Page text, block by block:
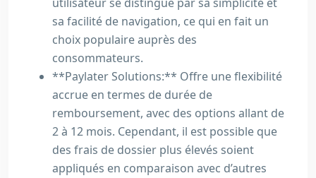
sa facilité de navigation, ce qui en fait un
choix populaire auprès des
consommateurs.
**Paylater Solutions:** Offre une flexibilité
accrue en termes de durée de
remboursement, avec des options allant de
2 à 12 mois. Cependant, il est possible que
des frais de dossier plus élevés soient
appliqués en comparaison avec d’autres